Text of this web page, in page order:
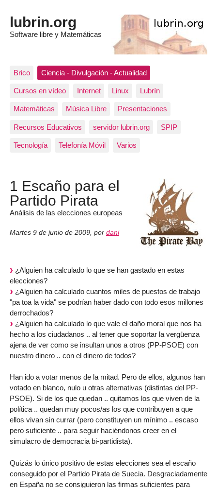
lubrin.org
Software libre y Matemáticas
Brico Ciencia - Divulgación - Actualidad
Cursos en vídeo Internet Linux Lubrín
Matemáticas Música Libre Presentaciones
Recursos Educativos servidor lubrin.org SPIP
Tecnología Telefonía Móvil Varios
1 Escaño para el
Partido Pirata
Análisis de las elecciones europeas
Martes 9 de junio de 2009, por dani
¿Alguien ha calculado lo que se han gastado en estas
elecciones?
¿Alguien ha calculado cuantos miles de puestos de trabajo
"pa toa la vida" se podrían haber dado con todo esos millones
derrochados?
¿Alguien ha calculado lo que vale el daño moral que nos ha
hecho a los ciudadanos .. al tener que soportar la vergüenza
ajena de ver como se insultan unos a otros (PP-PSOE) con
nuestro dinero .. con el dinero de todos?
Han ido a votar menos de la mitad. Pero de ellos, algunos han
votado en blanco, nulo u otras alternativas (distintas del PP-
PSOE). Si de los que quedan .. quitamos los que viven de la
política .. quedan muy pocos/as los que contribuyen a que
ellos vivan sin currar (pero constituyen un mínimo .. escaso
pero suficiente .. para seguir haciéndonos creer en el
simulacro de democracia bi-partidista).
Quizás lo único positivo de estas elecciones sea el escaño
conseguido por el Partido Pirata de Suecia. Desgraciadamente
en España no se consiguieron las firmas suficientes para